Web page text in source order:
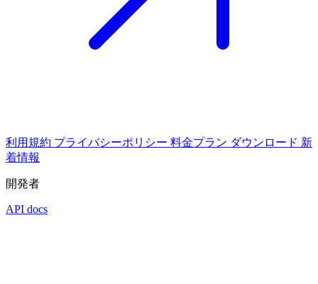
利用規約 プライバシーポリシー 料金プラン ダウンロード 新
着情報
開発者
API docs